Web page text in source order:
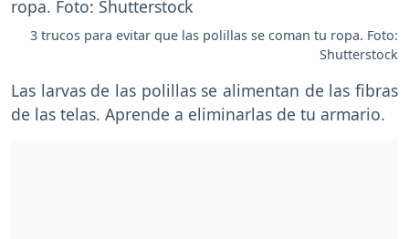
3 trucos para evitar que las polillas se coman tu ropa. Foto:
Shutterstock
Las larvas de las polillas se alimentan de las fibras
de las telas. Aprende a eliminarlas de tu armario.